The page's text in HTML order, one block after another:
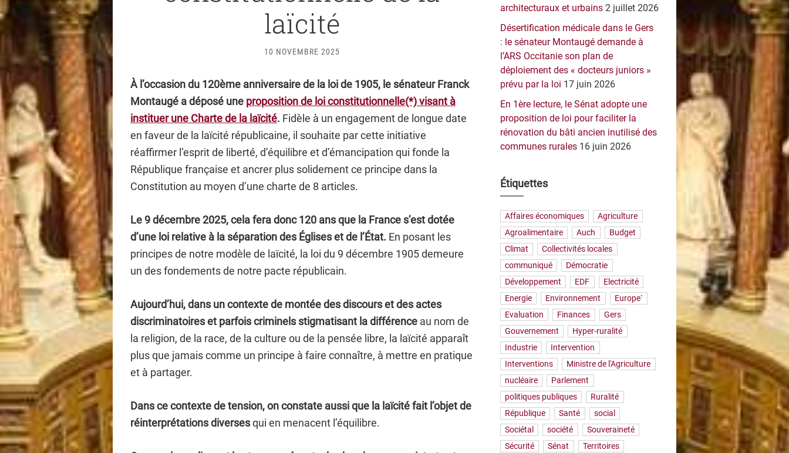
laïcité
10 NOVEMBRE 2025
À l’occasion du 120ème anniversaire de la loi de 1905, le sénateur Franck
Montaugé a déposé une proposition de loi constitutionnelle(*) visant à
instituer une Charte de la laïcité. Fidèle à un engagement de longue date
en faveur de la laïcité républicaine, il souhaite par cette initiative
réaffirmer l’esprit de liberté, d’équilibre et d’émancipation qui fonde la
République française et ancrer plus solidement ce principe dans la
Constitution au moyen d’une charte de 8 articles.
Le 9 décembre 2025, cela fera donc 120 ans que la France s’est dotée
d’une loi relative à la séparation des Églises et de l’État. En posant les
principes de notre modèle de laïcité, la loi du 9 décembre 1905 demeure
un des fondements de notre pacte républicain.
Aujourd’hui, dans un contexte de montée des discours et des actes
discriminatoires et parfois criminels stigmatisant la différence au nom de
la religion, de la race, de la culture ou de la pensée libre, la laïcité apparaît
plus que jamais comme un principe à faire connaître, à mettre en pratique
et à partager.
Dans ce contexte de tension, on constate aussi que la laïcité fait l’objet de
réinterprétations diversesqui en menacent l’équilibre.
architecturaux et urbains 2 juillet 2026
Désertification médicale dans le Gers
: le sénateur Montaugé demande à
l’ARS Occitanie son plan de
déploiement des « docteurs juniors »
prévu par la loi 17 juin 2026
En 1ère lecture, le Sénat adopte une
proposition de loi pour faciliter la
rénovation du bâti ancien inutilisé des
communes rurales 16 juin 2026
Étiquettes
Affaires économiques
Agriculture
Agroalimentaire
Auch
Budget
Climat
Collectivités locales
communiqué
Démocratie
Développement
EDF
Electricité
Energie
Environnement
Europe`
Evaluation
Finances
Gers
Gouvernement
Hyper-ruralité
Industrie
Intervention
Interventions
Ministre de l'Agriculture
nucléaire
Parlement
politiques publiques
Ruralité
République
Santé
social
Sociétal
société
Souveraineté
Sécurité
Sénat
Territoires